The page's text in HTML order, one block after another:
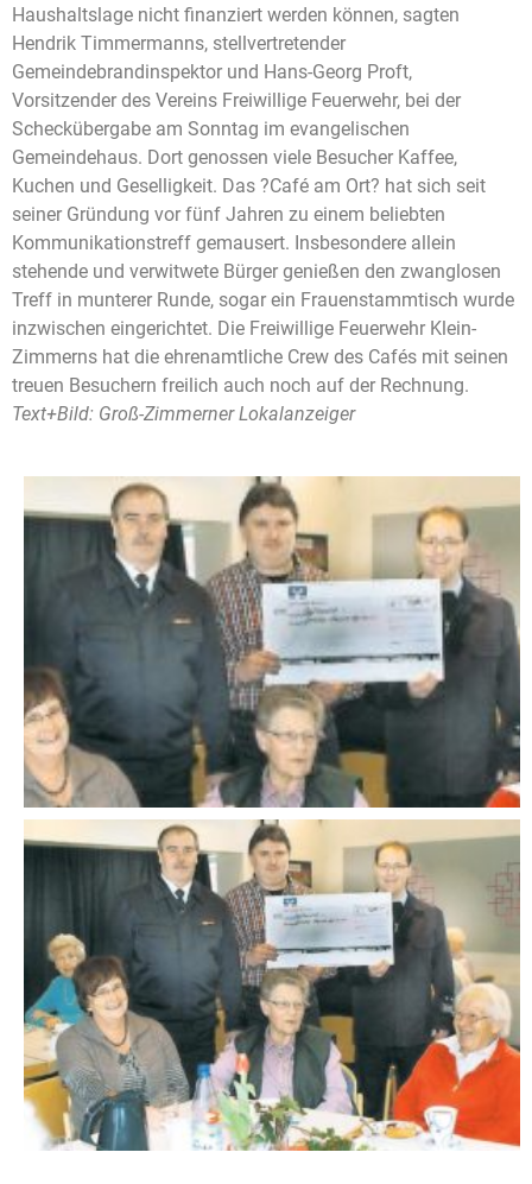
Haushaltslage nicht finanziert werden können, sagten
Hendrik Timmermanns, stellvertretender
Gemeindebrandinspektor und Hans-Georg Proft,
Vorsitzender des Vereins Freiwillige Feuerwehr, bei der
Scheckübergabe am Sonntag im evangelischen
Gemeindehaus. Dort genossen viele Besucher Kaffee,
Kuchen und Geselligkeit. Das ?Café am Ort? hat sich seit
seiner Gründung vor fünf Jahren zu einem beliebten
Kommunikationstreff gemausert. Insbesondere allein
stehende und verwitwete Bürger genießen den zwanglosen
Treff in munterer Runde, sogar ein Frauenstammtisch wurde
inzwischen eingerichtet. Die Freiwillige Feuerwehr Klein-
Zimmerns hat die ehrenamtliche Crew des Cafés mit seinen
treuen Besuchern freilich auch noch auf der Rechnung.
Text+Bild: Groß-Zimmerner Lokalanzeiger